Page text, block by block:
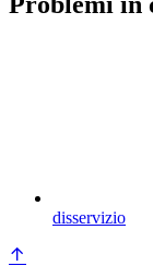
disservizio